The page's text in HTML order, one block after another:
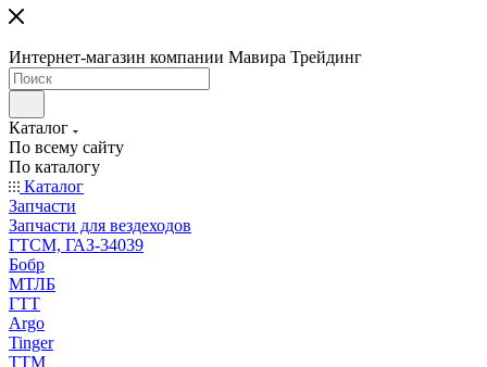
Интернет-магазин компании Мавира Трейдинг
Каталог
По всему сайту
По каталогу
Каталог
Запчасти
Запчасти для вездеходов
ГТСМ, ГАЗ-34039
Бобр
МТЛБ
ГТТ
Argo
Tinger
ТТМ